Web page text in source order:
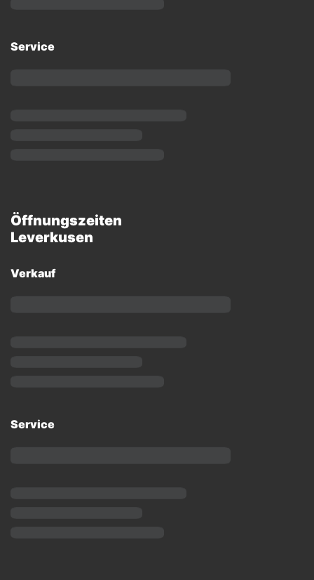
Service
Öffnungszeiten
Leverkusen
Verkauf
Service